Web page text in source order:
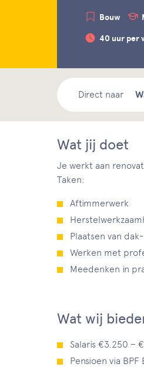
Bouw
40 uur per
Direct naar
Wat jij doet
Je werkt aan
Taken:
Aftimmerwerk
Plaatsen van
Werken met
Meedenken in
Wat wij
Salaris €3.250 –
Pensioen via BPF